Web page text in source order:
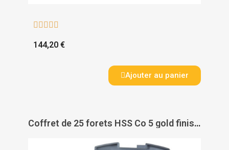
    
144,20 €
Ajouter au panier
Coffret de 25 forets HSS Co 5 gold finish 215 - RUKO